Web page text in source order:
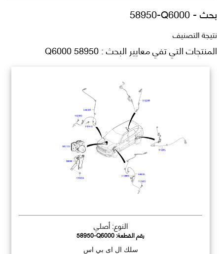
بحث -58950-Q6000
نتيجة التصنيف
المنتجات التي تفي معايير البحث : 58950 Q6000
النوع: أصلي
رقم القطعة:58950-Q6000
سلك ال اى بي اس